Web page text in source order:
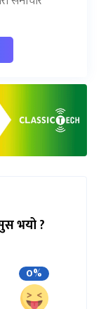
भयो ?
0%